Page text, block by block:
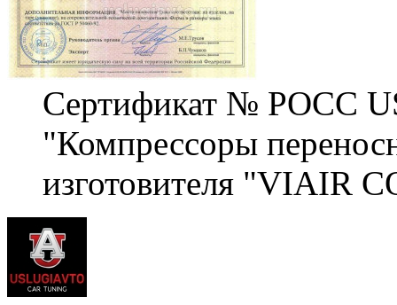
Сертификат № РОСС
"Компрессоры
изготовителя "VIAIR